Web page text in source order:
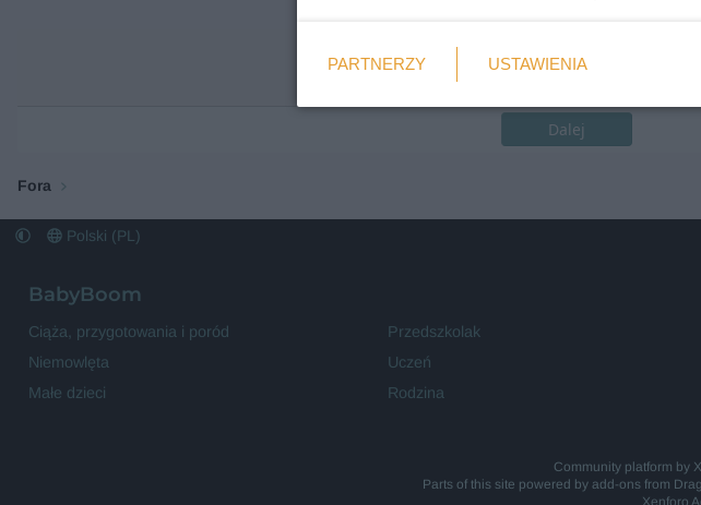
Weryfikacja
Wymagane
Dalej
Fora
Polski (PL)
BabyBoom
Ciąża, przygotowania i poród
Niemowlęta
Małe dzieci
Przedszkolak
Uczeń
Rodzina
Community platform by
Parts of this site powered by add-ons from
Xenforo
PARTNERZY USTAWIENIA